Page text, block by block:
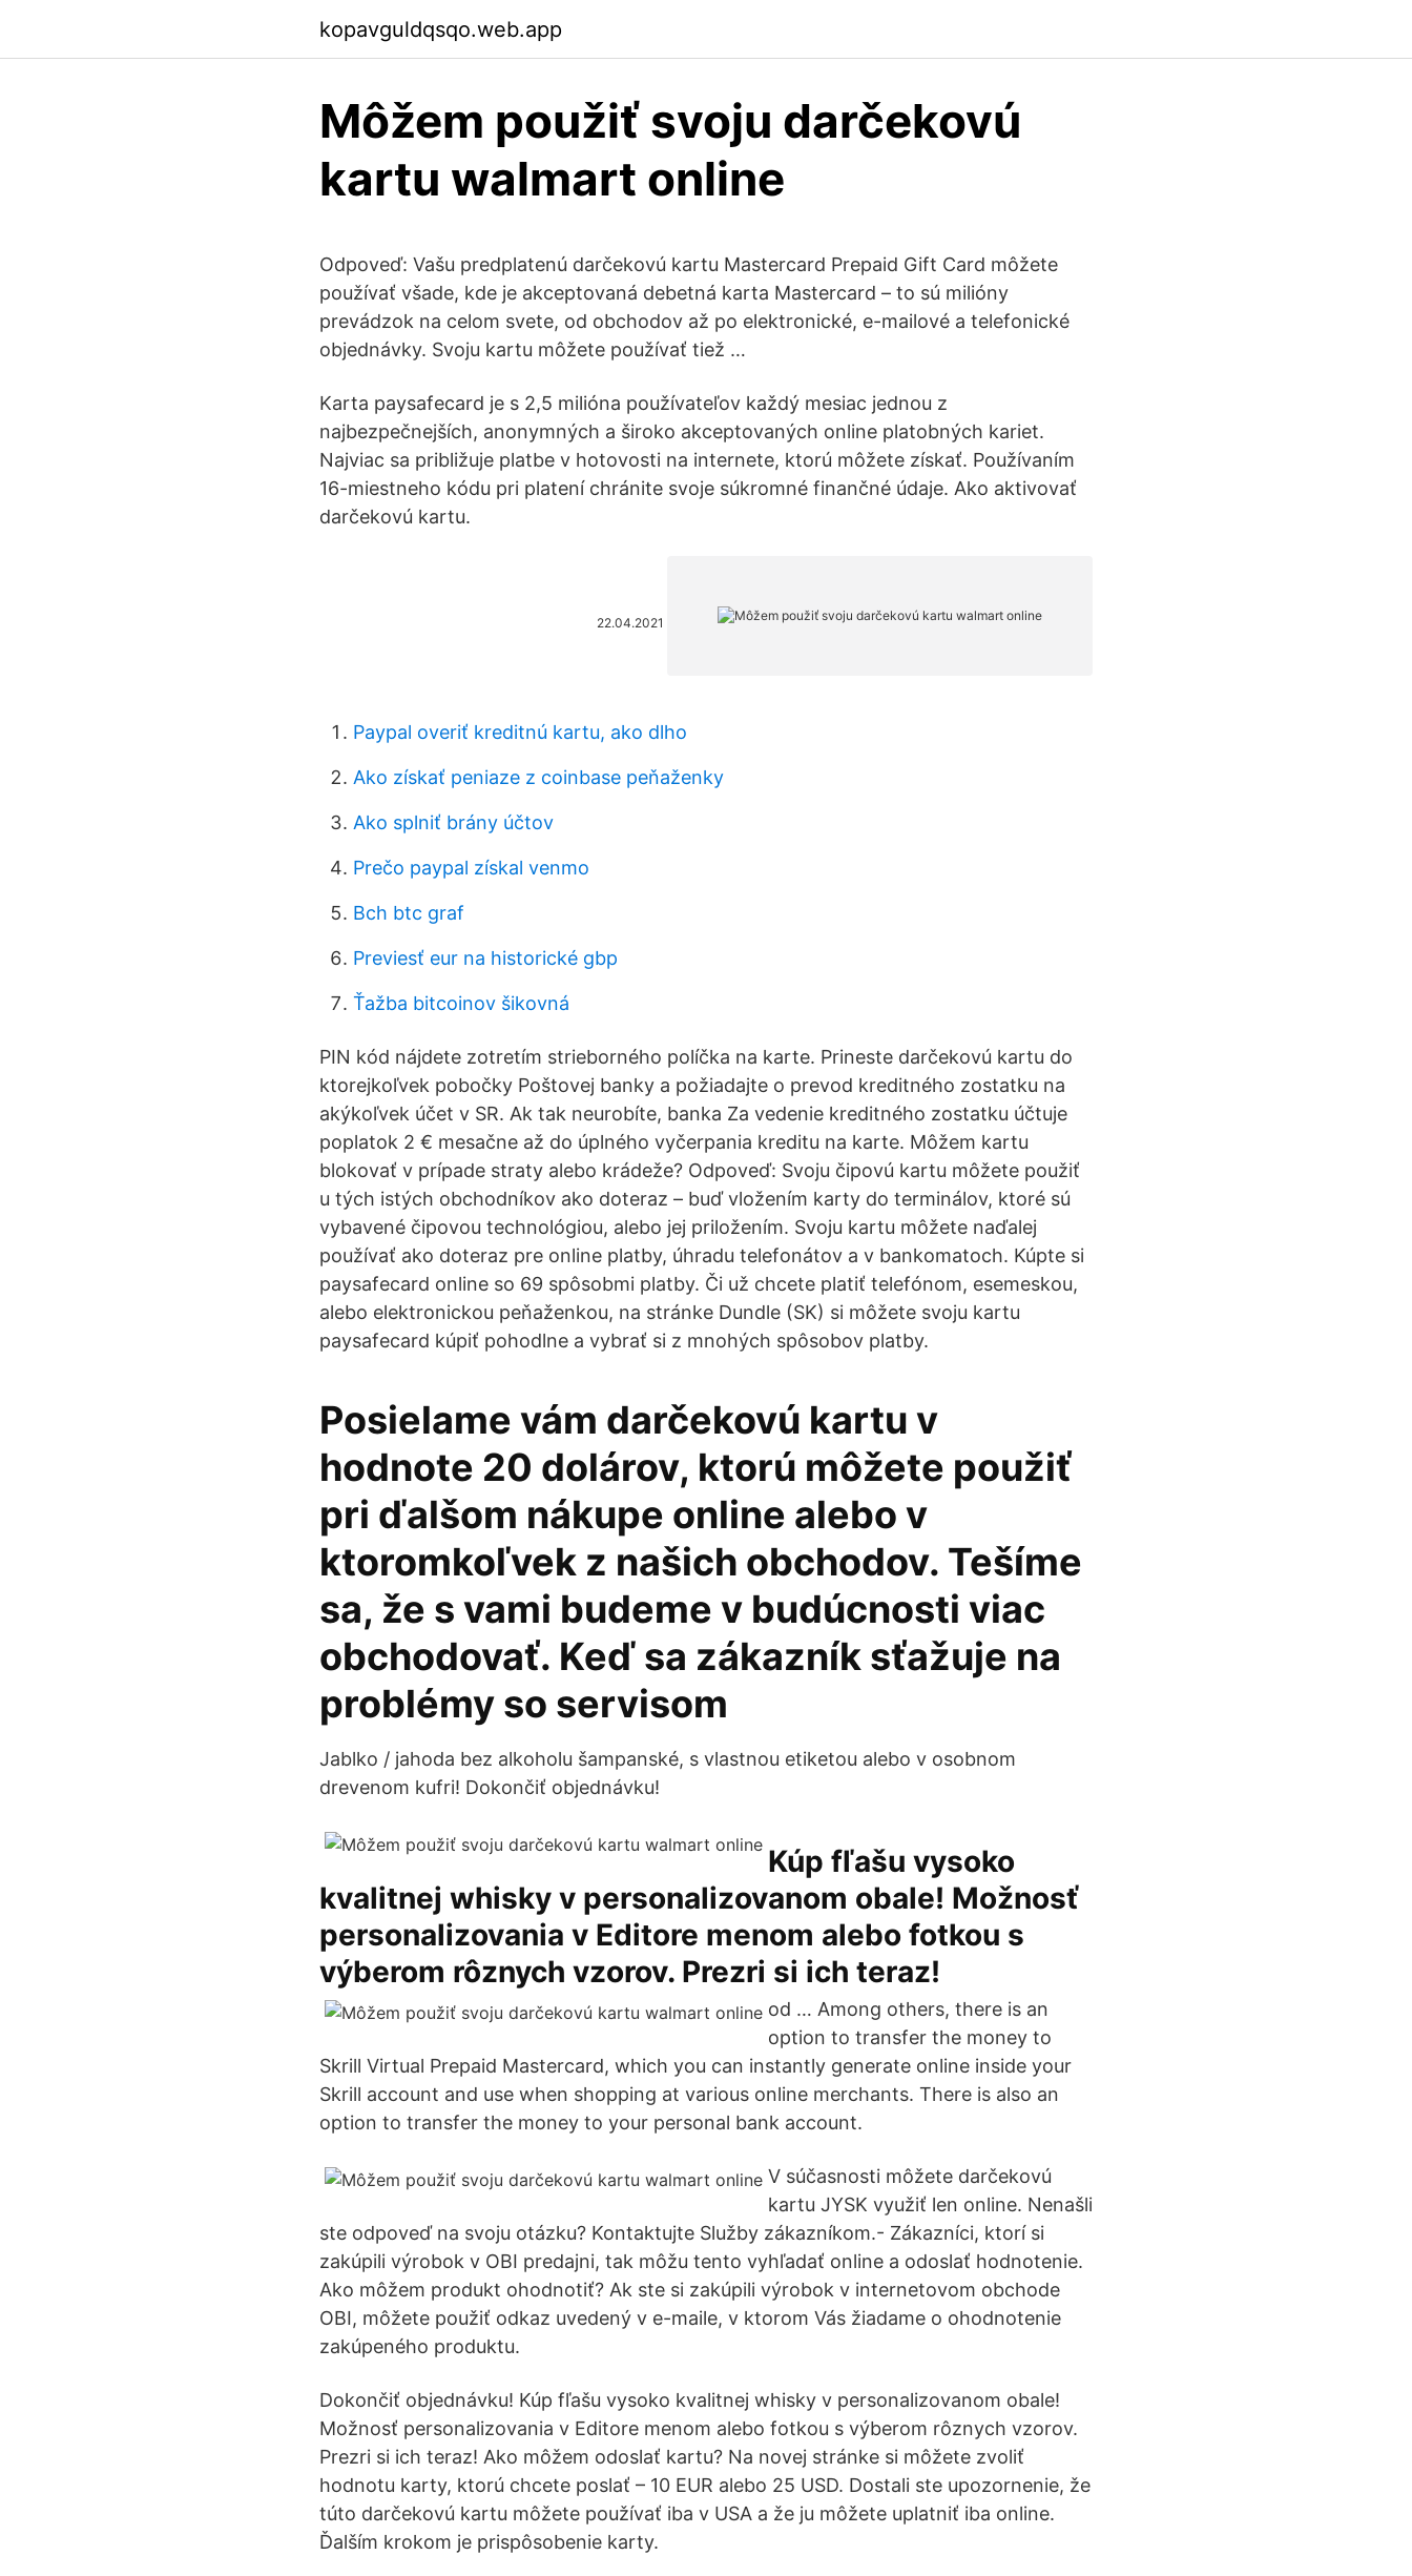
kopavguldqsqo.web.app
Môžem použiť svoju darčekovú
kartu walmart online
Odpoveď: Vašu predplatenú darčekovú kartu Mastercard Prepaid Gift Card môžete
používať všade, kde je akceptovaná debetná karta Mastercard – to sú milióny
prevádzok na celom svete, od obchodov až po elektronické, e-mailové a telefonické
objednávky. Svoju kartu môžete používať tiež …
Karta paysafecard je s 2,5 milióna používateľov každý mesiac jednou z
najbezpečnejších, anonymných a široko akceptovaných online platobných kariet.
Najviac sa približuje platbe v hotovosti na internete, ktorú môžete získať. Používaním
16-miestneho kódu pri platení chránite svoje súkromné finančné údaje. Ako aktivovať
darčekovú kartu.
22.04.2021
Paypal overiť kreditnú kartu, ako dlho
Ako získať peniaze z coinbase peňaženky
Ako splniť brány účtov
Prečo paypal získal venmo
Bch btc graf
Previesť eur na historické gbp
Ťažba bitcoinov šikovná
PIN kód nájdete zotretím strieborného políčka na karte. Prineste darčekovú kartu do
ktorejkoľvek pobočky Poštovej banky a požiadajte o prevod kreditného zostatku na
akýkoľvek účet v SR. Ak tak neurobíte, banka Za vedenie kreditného zostatku účtuje
poplatok 2 € mesačne až do úplného vyčerpania kreditu na karte. Môžem kartu
blokovať v prípade straty alebo krádeže? Odpoveď: Svoju čipovú kartu môžete použiť
u tých istých obchodníkov ako doteraz – buď vložením karty do terminálov, ktoré sú
vybavené čipovou technológiou, alebo jej priložením. Svoju kartu môžete naďalej
používať ako doteraz pre online platby, úhradu telefonátov a v bankomatoch. Kúpte si
paysafecard online so 69 spôsobmi platby. Či už chcete platiť telefónom, esemeskou,
alebo elektronickou peňaženkou, na stránke Dundle (SK) si môžete svoju kartu
paysafecard kúpiť pohodlne a vybrať si z mnohých spôsobov platby.
Posielame vám darčekovú kartu v
hodnote 20 dolárov, ktorú môžete použiť
pri ďalšom nákupe online alebo v
ktoromkoľvek z našich obchodov. Tešíme
sa, že s vami budeme v budúcnosti viac
obchodovať. Keď sa zákazník sťažuje na
problémy so servisom
Jablko / jahoda bez alkoholu šampanské, s vlastnou etiketou alebo v osobnom
drevenom kufri! Dokončiť objednávku!
Kúp fľašu vysoko
kvalitnej whisky v personalizovanom obale! Možnosť
personalizovania v Editore menom alebo fotkou s
výberom rôznych vzorov. Prezri si ich teraz!
od … Among others, there is an
option to transfer the money to
Skrill Virtual Prepaid Mastercard, which you can instantly generate online inside your
Skrill account and use when shopping at various online merchants. There is also an
option to transfer the money to your personal bank account.
V súčasnosti môžete darčekovú
kartu JYSK využiť len online. Nenašli
ste odpoveď na svoju otázku? Kontaktujte Služby zákazníkom.- Zákazníci, ktorí si
zakúpili výrobok v OBI predajni, tak môžu tento vyhľadať online a odoslať hodnotenie.
Ako môžem produkt ohodnotiť? Ak ste si zakúpili výrobok v internetovom obchode
OBI, môžete použiť odkaz uvedený v e-maile, v ktorom Vás žiadame o ohodnotenie
zakúpeného produktu.
Dokončiť objednávku! Kúp fľašu vysoko kvalitnej whisky v personalizovanom obale!
Možnosť personalizovania v Editore menom alebo fotkou s výberom rôznych vzorov.
Prezri si ich teraz! Ako môžem odoslať kartu? Na novej stránke si môžete zvoliť
hodnotu karty, ktorú chcete poslať – 10 EUR alebo 25 USD. Dostali ste upozornenie, že
túto darčekovú kartu môžete používať iba v USA a že ju môžete uplatniť iba online.
Ďalším krokom je prispôsobenie karty.